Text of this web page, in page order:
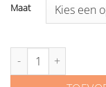
Maat
Alyce Paris blue